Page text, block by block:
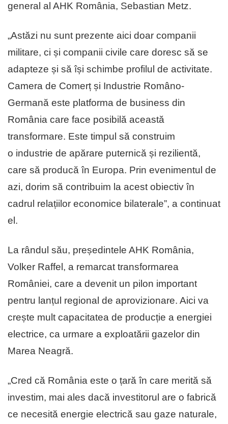
general al AHK România, Sebastian Metz.
„Astăzi nu sunt prezente aici doar companii
militare, ci și companii civile care doresc să se
adapteze și să își schimbe profilul de activitate.
Camera de Comerț și Industrie Româno-
Germană este platforma de business din
România care face posibilă această
transformare. Este timpul să construim
o industrie de apărare puternică și rezilientă,
care să producă în Europa. Prin evenimentul de
azi, dorim să contribuim la acest obiectiv în
cadrul relațiilor economice bilaterale”, a continuat
el.
La rândul său, președintele AHK România,
Volker Raffel, a remarcat transformarea
României, care a devenit un pilon important
pentru lanțul regional de aprovizionare. Aici va
crește mult capacitatea de producție a energiei
electrice, ca urmare a exploatării gazelor din
Marea Neagră.
„Cred că România este o țară în care merită să
investim, mai ales dacă investitorul are o fabrică
ce necesită energie electrică sau gaze naturale,